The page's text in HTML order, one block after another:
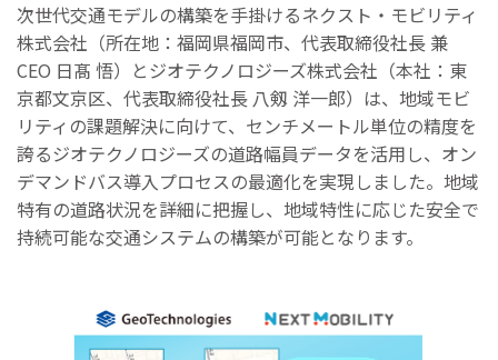
次世代交通モデルの構築を手掛けるネクスト・モビリティ
株式会社（所在地：福岡県福岡市、代表取締役社長 兼
CEO 日髙 悟）とジオテクノロジーズ株式会社（本社：東
京都文京区、代表取締役社長 八剱 洋一郎）は、地域モビ
リティの課題解決に向けて、センチメートル単位の精度を
誇るジオテクノロジーズの道路幅員データを活用し、オン
デマンドバス導入プロセスの最適化を実現しました。地域
特有の道路状況を詳細に把握し、地域特性に応じた安全で
持続可能な交通システムの構築が可能となります。